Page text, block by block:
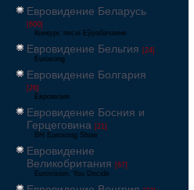
Евровидение Беларусь
[600]
Конкурс песні Еўрабачанне
Евровидение Бельгия [24]
Eurosong
Евровидение Болгария
[26]
Евровизия
Евровидение Босния и
Герцеговина [21]
BH Eurosong Show
Евровидение
Великобритания [67]
Eurovision: You Decide